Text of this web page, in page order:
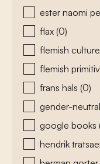
ester naomi
flax (0)
flemish
flemish
frans hals (0)
gender-neutral
google books
hendrik